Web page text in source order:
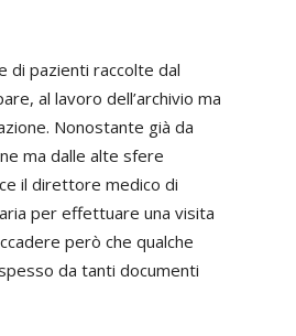
di pazienti raccolte dal
al lavoro dell’archivio ma
Nonostante già da
ma dalle alte sfere
il direttore medico di
per effettuare una visita
però che qualche
da tanti documenti